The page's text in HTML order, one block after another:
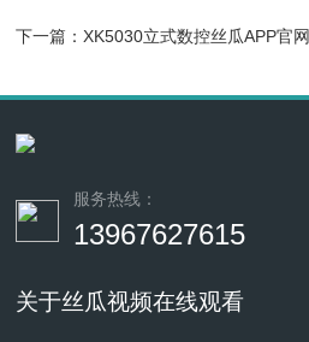
下一篇：XK5030立式数控丝瓜APP官网
服务热线：
13967627615
关于丝瓜视频在线观看